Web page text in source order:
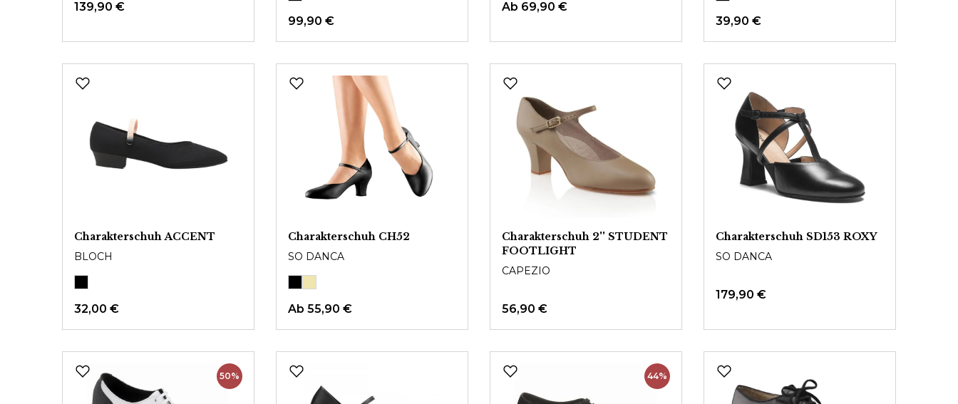
139,90 €
99,90 €
Ab 69,90 €
39,90 €
Charakterschuh ACCENT
BLOCH
32,00 €
Charakterschuh CH52
SO DANCA
Ab 55,90 €
Charakterschuh 2'' STUDENT
FOOTLIGHT
CAPEZIO
56,90 €
Charakterschuh SD153 ROXY
SO DANCA
179,90 €
50% 44%